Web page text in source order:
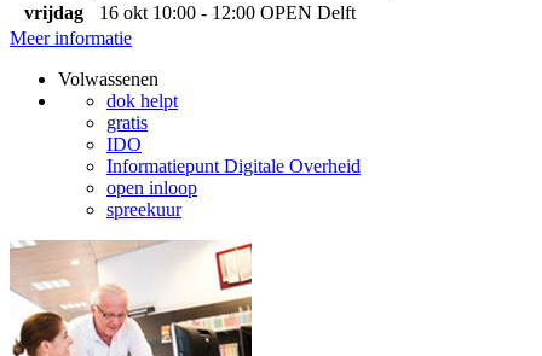
vrijdag
16 okt 10:00 - 12:00 OPEN Delft
Meer informatie
Volwassenen
dok helpt
gratis
IDO
Informatiepunt Digitale Overheid
open inloop
spreekuur